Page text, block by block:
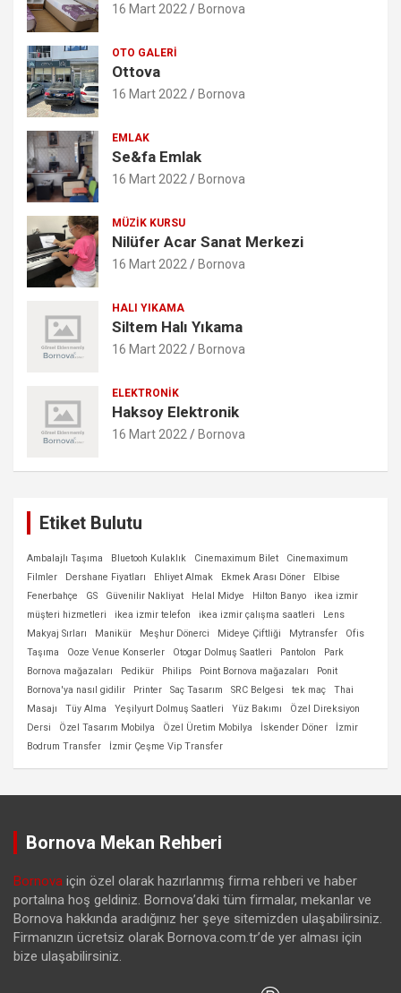
16 Mart 2022 Bornova
OTO GALERI
Ottova
16 Mart 2022 Bornova
EMLAK
Se&fa Emlak
16 Mart 2022 Bornova
MÜZIK KURSU
Nilüfer Acar Sanat Merkezi
16 Mart 2022 Bornova
HALI YIKAMA
Siltem Halı Yıkama
16 Mart 2022 Bornova
ELEKTRONIK
Haksoy Elektronik
16 Mart 2022 Bornova
Etiket Bulutu
Ambalajlı Taşıma Bluetooh Kulaklık Cinemaximum Bilet
Cinemaximum
Filmler
Dershane Fiyatları Ehliyet Almak Ekmek Arası Döner
Elbise
Fenerbahçe
GS Güvenilir Nakliyat Helal Midye Hilton Banyo
ikea izmir
müşteri hizmetleri
ikea izmir telefon ikea izmir çalışma saatleri
Lens
Makyaj Sırları
Manikür Meşhur Dönerci Mideye Çiftliği Mytransfer
Ofis
Taşıma
Ooze Venue Konserler Otogar Dolmuş Saatleri Pantolon
Park
Bornova mağazaları
Pedikür Philips Point Bornova mağazaları
Ponit
Bornova'ya nasıl gidilir
Printer Saç Tasarım SRC Belgesi tek maç
Thai
Masajı
Tüy Alma Yeşilyurt Dolmuş Saatleri Yüz Bakımı
Özel Direksiyon
Dersi
Özel Tasarım Mobilya Özel Üretim Mobilya İskender Döner
İzmir
Bodrum Transfer
İzmir Çeşme Vip Transfer
Bornova Mekan Rehberi
Bornova için özel olarak hazırlanmış firma rehberi ve haber
portalına hoş geldiniz. Bornova’daki tüm firmalar, mekanlar ve
Bornova hakkında aradığınız her şeye sitemizden ulaşabilirsiniz.
Firmanızın ücretsiz olarak Bornova.com.tr’de yer alması için
bize ulaşabilirsiniz.